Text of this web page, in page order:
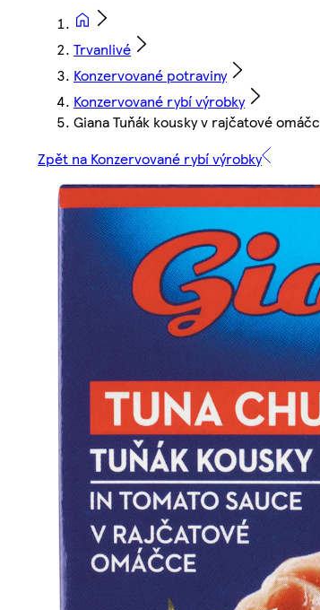
Trvanlivé
Konzervované potraviny
Konzervované rybí výrobky
Giana Tuňák kousky v rajčatové
Zpět na Konzervované rybí výrobky